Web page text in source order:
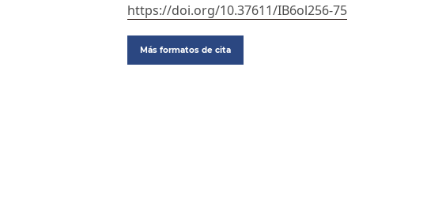
https://doi.org/10.37611/IB6ol256-75
Más formatos de cita